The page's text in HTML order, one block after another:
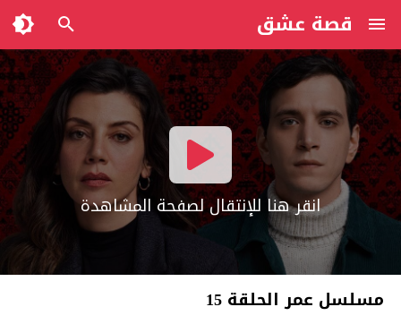
قصة عشق
انقر هنا للإنتقال لصفحة المشاهدة
مسلسل عمر الحلقة 15